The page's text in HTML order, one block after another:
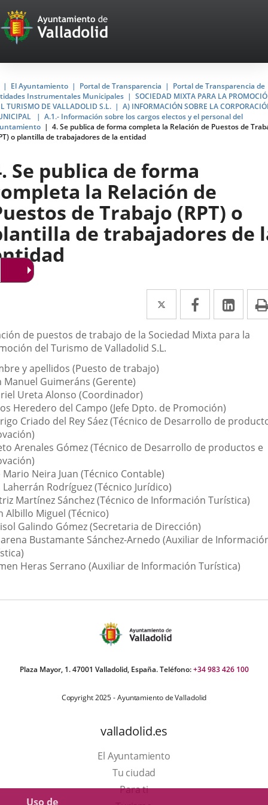
Uso de
Portal
Web
del
Ayuntamiento
de
Valladolid
El Ayuntamiento Portal de Transparencia
Portal de Transparencia de
Instrumentales Municipales
SOCIEDAD MIXTA PARA LA
TURISMO DE VALLADOLID S.L.
A) INFORMACIÓN SOBRE LA
A.1.- Información sobre los cargos electos y el personal del
4. Se publica de forma completa la Relación de Puestos de
o plantilla de trabajadores de la entidad
Se publica de forma
la Relación de
de Trabajo (RPT) o
de trabajadores de
Twitter
Enlace
a
una
Facebook
Enlace
a
una
a
una
de puestos de trabajo de la Sociedad Mixta para la
del Turismo de Valladolid S.L.
y apellidos (Puesto de trabajo)
Manuel Guimeráns (Gerente)
Ureta Alonso (Coordinador)
Heredero del Campo (Jefe Dpto. de Promoción)
Criado del Rey Sáez (Técnico de Desarrollo de
Arenales Gómez (Técnico de Desarrollo de productos e
Mario Neira Juan (Técnico Contable)
Laherrán Rodríguez (Técnico Jurídico)
Martínez Sánchez (Técnico de Información Turística)
Albillo Miguel (Técnico)
Galindo Gómez (Secretaria de Dirección)
Bustamante Sánchez-Arnedo (Auxiliar de
Heras Serrano (Auxiliar de Información Turística)
Plaza Mayor, 1. 47001 Valladolid, España. Teléfono:+34 983 426 100
Copyright 2025 - Ayuntamiento de Valladolid
valladolid.es
El Ayuntamiento
Tu ciudad
Para ti